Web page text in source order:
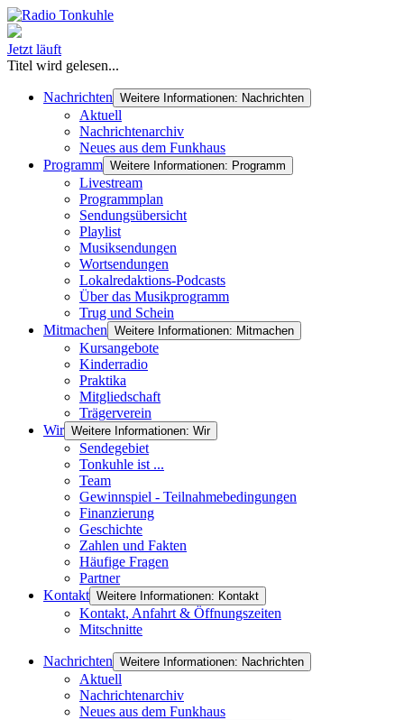
Jetzt läuft
Titel wird gelesen...
Nachrichten Weitere Informationen: Nachrichten
Aktuell
Nachrichtenarchiv
Neues aus dem Funkhaus
Programm Weitere Informationen: Programm
Livestream
Programmplan
Sendungsübersicht
Playlist
Musiksendungen
Wortsendungen
Lokalredaktions-Podcasts
Über das Musikprogramm
Trug und Schein
Mitmachen Weitere Informationen: Mitmachen
Kursangebote
Kinderradio
Praktika
Mitgliedschaft
Trägerverein
Wir Weitere Informationen: Wir
Sendegebiet
Tonkuhle ist ...
Team
Gewinnspiel - Teilnahmebedingungen
Finanzierung
Geschichte
Zahlen und Fakten
Häufige Fragen
Partner
Kontakt Weitere Informationen: Kontakt
Kontakt, Anfahrt & Öffnungszeiten
Mitschnitte
Nachrichten Weitere Informationen: Nachrichten
Aktuell
Nachrichtenarchiv
Neues aus dem Funkhaus